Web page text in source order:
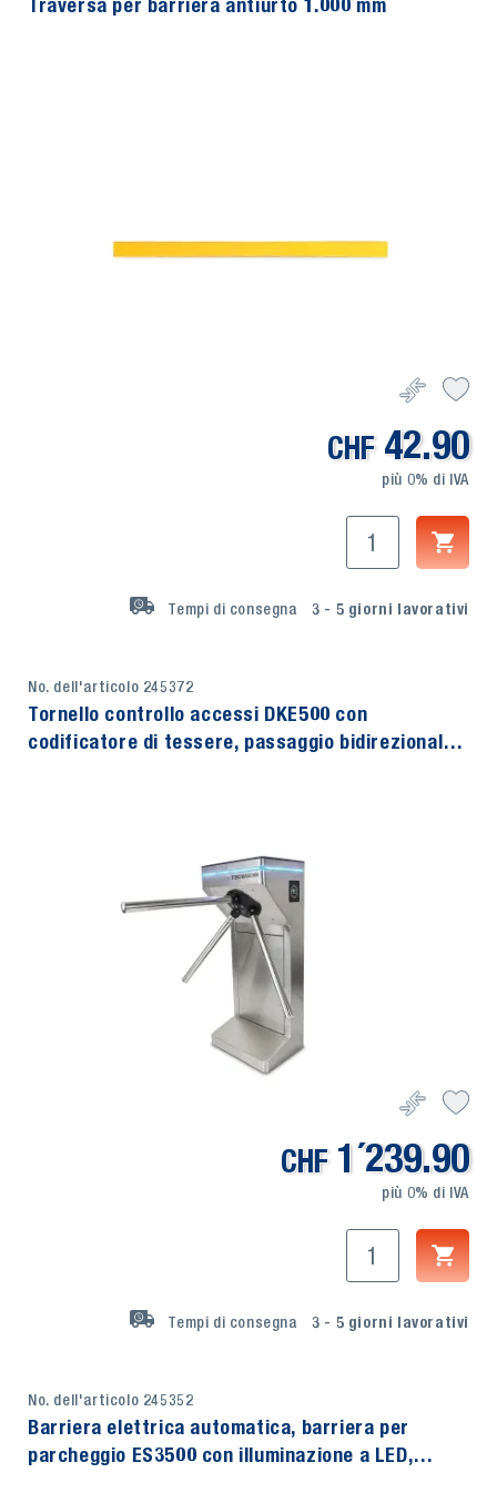
Traversa per barriera antiurto 1.000 mm
42.90
CHF
più 0% di IVA
Tempi di consegna 3 - 5 giorni lavorativi
No. dell'articolo 245372
Tornello controllo accessi DKE500 con
codificatore di tessere, passaggio bidirezionale,
1´239.90
CHF
più 0% di IVA
Tempi di consegna 3 - 5 giorni lavorativi
No. dell'articolo 245352
Barriera elettrica automatica, barriera per
parcheggio ES3500 con illuminazione a LED,